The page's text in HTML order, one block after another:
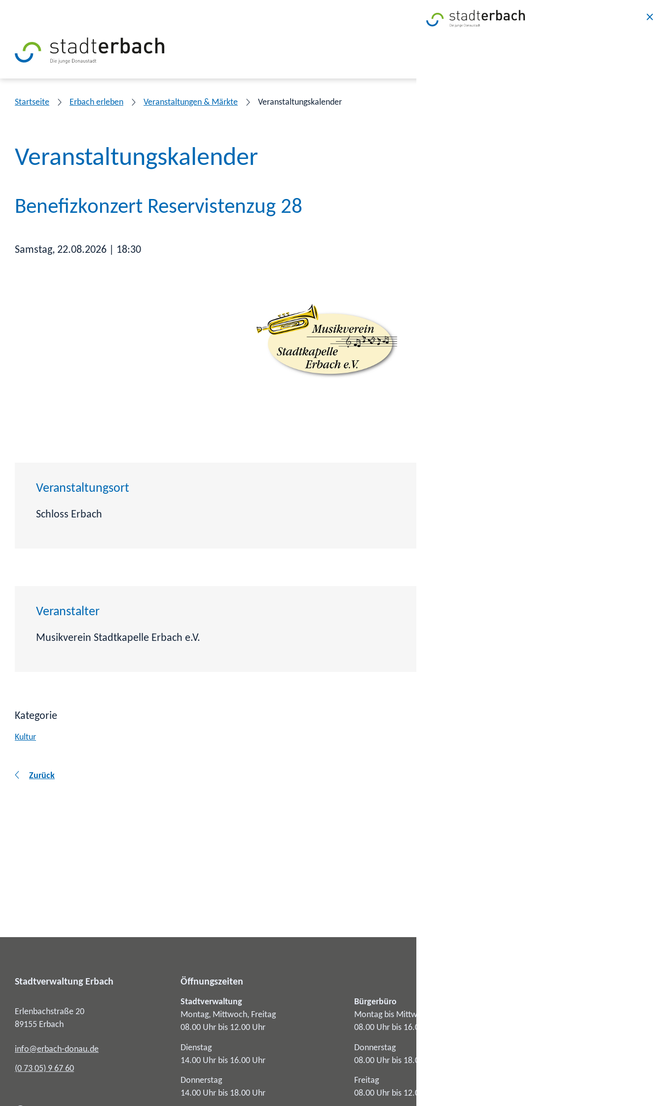
Startseite Erbach erleben Veranstaltungen & Märkte Veranstaltungskalender
Veranstaltungskalender
Samstag, 22.08.2026 | 18:30
Benefizkonzert Reservistenzug 28
Veranstaltungsort
Schloss Erbach
Veranstalter
Musikverein Stadtkapelle Erbach e.V.
Kategorie
Kultur
Zurück
Stadtverwaltung Erbach
Erlenbachstraße 20
89155 Erbach
info@erbach-donau.de
(0 73 05) 9 67 60
Öffnungszeiten
Stadtverwaltung
Montag, Mittwoch, Freitag
08.00 Uhr bis 12.00 Uhr
Dienstag
14.00 Uhr bis 16.00 Uhr
Donnerstag
14.00 Uhr bis 18.00 Uhr
Bürgerbüro
Montag bis Mittwoch
08.00 Uhr bis 16.00 Uhr
Donnerstag
08.00 Uhr bis 18.00 Uhr
Freitag
08.00 Uhr bis 12.00 Uhr